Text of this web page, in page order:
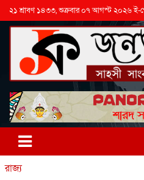
২১ শ্রাবণ ১৪৩৩, শুক্রবার ০৭ আগস্ট ২০২৬ ই-
রাজ্য